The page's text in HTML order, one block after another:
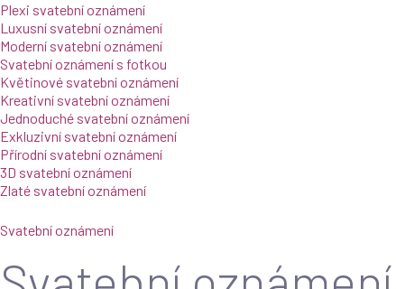
Plexi svatební oznámení
Luxusní svatební oznámení
Moderní svatební oznámení
Svatební oznámení s fotkou
Květinové svatební oznámení
Kreativní svatební oznámení
Jednoduché svatební oznámení
Exkluzivní svatební oznámení
Přírodní svatební oznámení
3D svatební oznámení
Zlaté svatební oznámení
Svatební oznámení